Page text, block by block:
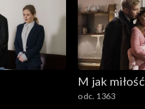
M jak miłość
odc. 1363